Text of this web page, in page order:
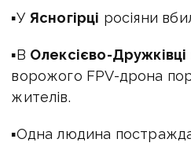
▪У Ясногірці росіяни
▪В Олексієво-Дружківці
ворожого FPV-дрона
жителів.
▪Одна людина